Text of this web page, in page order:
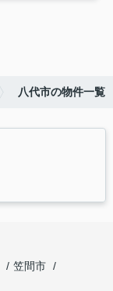
八代市の物件一覧
笠間市